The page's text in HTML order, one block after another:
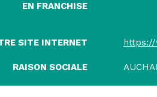
EN FRANCHISE
SITE INTERNET https://
RAISON SOCIALE